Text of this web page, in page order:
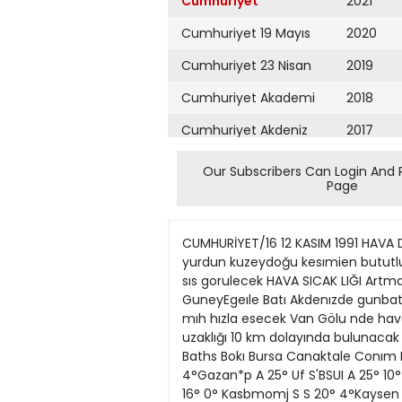
Cumhuriyet 19 Mayıs
Cumhuriyet 23 Nisan
Cumhuriyet Akademi
Cumhuriyet Akdeniz
Cumhuriyet Alışveriş
Cumhuriyet Ankara
Cumhuriyet Büyük
Taaruz
Cumhuriyet
Cumartesi
Cumhuriyet Çevre
2020
2019
2018
2017
2016
2015
2013
2011
2010
2009
Our Subscribers Can Login And
Page
CUMHURİYET/16 12 KASIM 1991 HAVA DURUMU TURKIYE DE BUGUN Devlet 1Meteoroloıı Işlerı Genel Müdürlûğu nden aiınan bılgıye go- re yurdun kuzeydoğu kesımien bututlu otekı yerler açık geçecek. Mannara ıle yurdun ıç ve doğu ke- sımlerınde sabah saatlennde yo ğun sıs gorulecek HAVA SICAK LIĞI Artmaya devam edecek RUZGAR Guney ve batı yonler den hafıf ara sıra orta kuvvette esecek DenızlerrJe GuneyEgeıle Batı Akdenızde gunbatısı ve ka rayel Doğu Akdenız Doğu Kara denız'de kıbıe ve lodostan 3-5 kuvvetınde saatte 10-21 denız mıh hızla esecek Van Gölu nde hava açık geçecek Ruzgâr guney ve bat yonlerden orta kuv- vette esecek Göl kuçük dalgalı olup görüş uzaklığı 10 km dolayında bulunacak Adana Adspszar «dıyaman Afyoi AJn Anlara Antekya Antelya Aftvm Aydın BaJkear Bıieok BınçU Baths Bokı Bursa Canaktale Conım Demzf A 26° 14° Dıyartakır S ZP 9°Edırne S 24° 8°Erancan S 20° 2°Ernjrunı S 15° 0°Esfct$et» S 20° 4°Gazan*p A 25° Uf S'BSUI A 25° 10° Gumuştıane A A 15° 5-Hackân A A 26° 9°lsparta A S 22° S°lsts*ul S S 20° 4°lzrrw A S 16° 1° Kare S S 16° 0° Kasbmomj S S 20° 4°Kaysen S S 20° 3°Kırtuarelı S S 19° 9°Kwıya S S 20° 0°Kutahya S A 23° 7°Malatya S 22° 5°Manısa 19° 6°KMaras 15° (PMaran t1°-9°Mu#a 18° 1°Mu$ 23° 5°Nı0d« 19° 12° Orflu 16° 0°(te 18° 1°Sarasun 20° 1°Sırt M°10°Smop 25° 9°Sıvas 13°-4° Tetardafl 19° fTralBDfi 19° 1° Tuncelı 19° 8°Uşak 20° 1°Van 20° ytagat 16° 1° Zonguldak A 24° 7" A 22° 8° A 25° 14° A 23° 7° S 16° 0° S 19° 2° A 19° 12° A 20° 12° A 21° 11° A 24° 8° S 19° Vf S 18° 0° S 17° 11° A 20° 12° S 14° 1» S 20° 4° A 17° 1° S 22° 2° S 18° 11° ı buluikj "yaimuclu • SISJl A-açık B-buki&j G-guneşi K kariı S-sıslı y-jajmurtij BULMACA SOLDAN SAĞA: 1/ Yer'ın bıçım ve boyutlannı ınceleyen bıhm 2/ Erzurum- un bır ılçesı Bır duvann başını ya da ıkı duvann köşesını oluşturan gomme ayak 3/ Romalılann Alpler'den Atlas Okyanusu'na, Pıre- neler'den Ren Neh rı'ne kadar uzanan bölgeye verdıkierı ad Bır muzık turu 4/ Dın ışlennı devlet ışlerıne kanştırma- yan. 5/ Eskıden ekım ayına verılen ad 6/ Nıkelın sımgesı Mert, kalen- der ve babacan kımse. TropıkaJ Af- nka'da yetışen ve ohı adıyla da anı- lan ağaç. 7/ Bır renk Canlı bır var- lığın ıçınde bulunduğu doğal ve mad dı koşulların tumu 8/ Buyruk ls- kambılde koz 9/ Devletçıhk YUKARIDAN AŞAGlYA: 1/ Rahat adımlarla koşmaya dayalı spor 2/ Gozde sarıya çalar kestane- rengı Bır Avrupa ulkesının para bırımı 3/ Mera. Üstü ka- palı olarak anlatma 4/ Elektnk ampulünun takıldığı yıvlı yer Tantal elementının sımgesı Köpek 5/ Bır göruntü ya da bır davranışın daha ıyı kavranmasını sağiamak ıçın sımgelerle göz önunde canlandırıp dıle getırme. 6/ Guney Afnka